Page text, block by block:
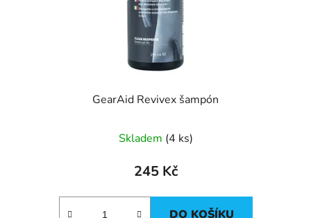
GearAid Revivex šampón
Skladem (4 ks)
245 Kč
DO KOŠÍKU